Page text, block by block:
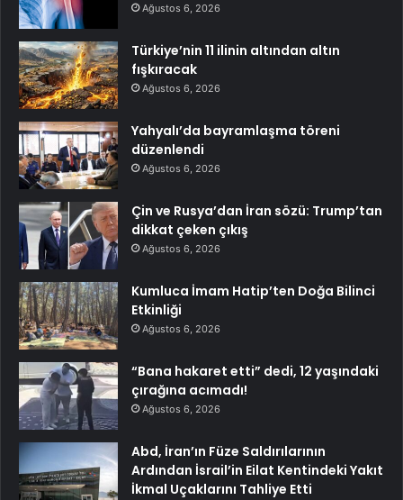
Ağustos 6, 2026
Türkiye’nin 11 ilinin altından altın
fışkıracak
Ağustos 6, 2026
Yahyalı’da bayramlaşma töreni
düzenlendi
Ağustos 6, 2026
Çin ve Rusya’dan İran sözü: Trump’tan
dikkat çeken çıkış
Ağustos 6, 2026
Kumluca İmam Hatip’ten Doğa Bilinci
Etkinliği
Ağustos 6, 2026
“Bana hakaret etti” dedi, 12 yaşındaki
çırağına acımadı!
Ağustos 6, 2026
Abd, İran’ın Füze Saldırılarının
Ardından İsrail’in Eilat Kentindeki Yakıt
İkmal Uçaklarını Tahliye Etti